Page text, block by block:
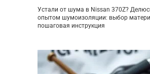
Устали от шума в Nissan 370Z?
опытом шумоизоляции: выбор
пошаговая инструкция